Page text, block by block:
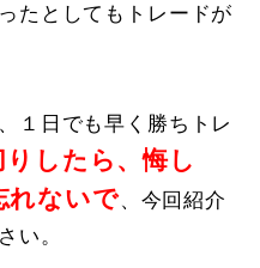
たとしてもトレードが
１日でも早く勝ちトレ
りしたら、悔し
れないで、今回紹介
い。